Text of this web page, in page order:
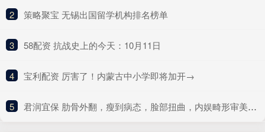
2 ​策略聚宝 无锡出国留学机构排名榜单
3 ​58配资 抗战史上的今天：10月11日
4 ​宝利配资 厉害了！内蒙古中小学即将加开→
5 ​君润宜保 肋骨外翻，瘦到病态，脸部扭曲，内娱畸形审美什么时候是个头